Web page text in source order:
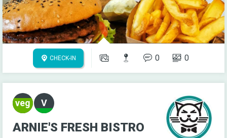
CHECK-IN 0 0
ARNIE'S FRESH BISTRO